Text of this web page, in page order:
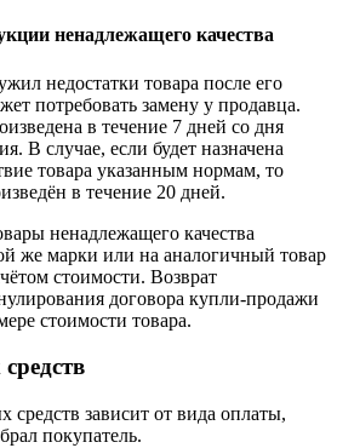
ненадлежащего качества
недостатки товара после его
потребовать замену у продавца.
в течение 7 дней со дня
В случае, если будет назначена
товара указанным нормам, то
в течение 20 дней.
ненадлежащего качества
же марки или на аналогичный товар
стоимости. Возврат
договора купли-продажи
стоимости товара.
средств зависит от вида оплаты,
покупатель.